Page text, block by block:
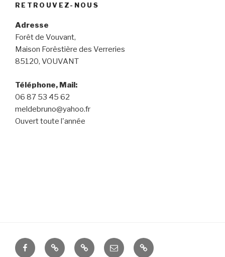
RETROUVEZ-NOUS
Adresse
Forêt de Vouvant,
Maison Forêstière des Verreries
85120, VOUVANT
Téléphone, Mail:
06 87 53 45 62
meldebruno@yahoo.fr
Ouvert toute l'année
FacebookTwitter Instagram
E-
logo